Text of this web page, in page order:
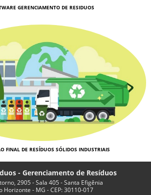
GERENCIAMENTO DE RESIDUOS
FINAL DE RESÍDUOS SÓLIDOS INDUSTRIAIS
- Gerenciamento de Resíduos
2905 - Sala 405 - Santa Efigênia
Horizonte - MG - CEP: 30110-017